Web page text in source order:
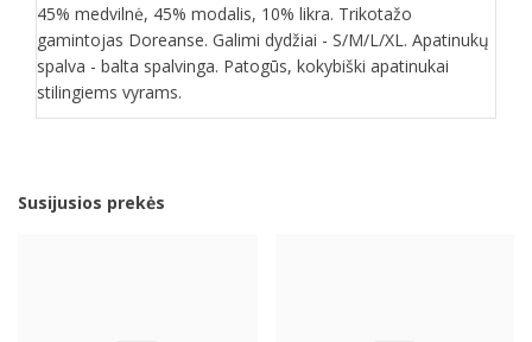
45% medvilnė, 45% modalis, 10% likra. Trikotažo
gamintojas Doreanse. Galimi dydžiai - S/M/L/XL. Apatinukų
spalva - balta spalvinga. Patogūs, kokybiški apatinukai
stilingiems vyrams.
Susijusios prekės